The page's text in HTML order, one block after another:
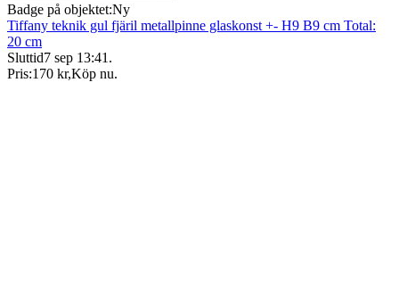
Badge på objektet:Ny
Tiffany teknik gul fjäril metallpinne glaskonst +- H9 B9 cm Total:
20 cm
Sluttid7 sep 13:41 .
Pris:170 kr,Köp nu.